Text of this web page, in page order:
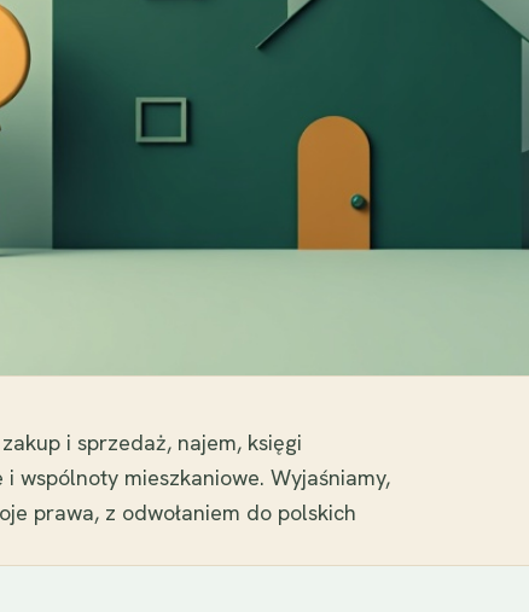
i sprzedaż, najem, księgi
wspólnoty mieszkaniowe. Wyjaśniamy,
prawa, z odwołaniem do polskich